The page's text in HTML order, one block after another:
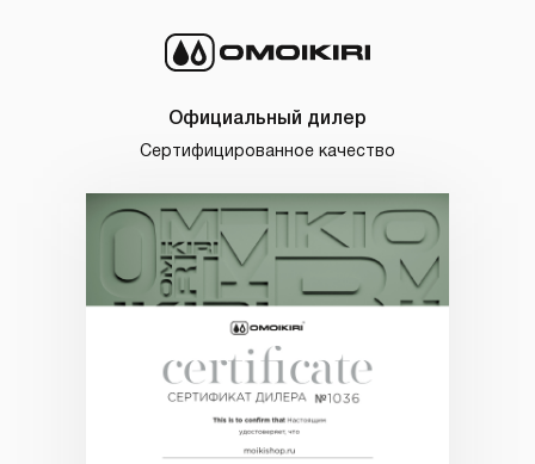
Официальный дилер
Сертифицированное качество